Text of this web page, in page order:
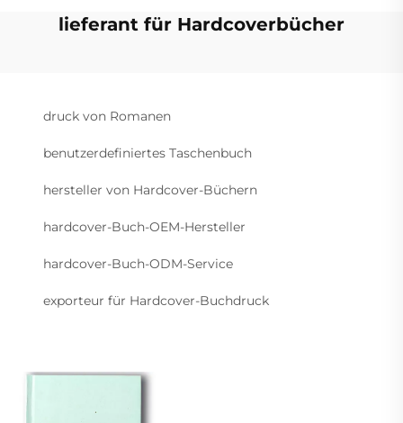
lieferant für Hardcoverbücher
druck von Romanen
benutzerdefiniertes Taschenbuch
hersteller von Hardcover-Büchern
hardcover-Buch-OEM-Hersteller
hardcover-Buch-ODM-Service
exporteur für Hardcover-Buchdruck